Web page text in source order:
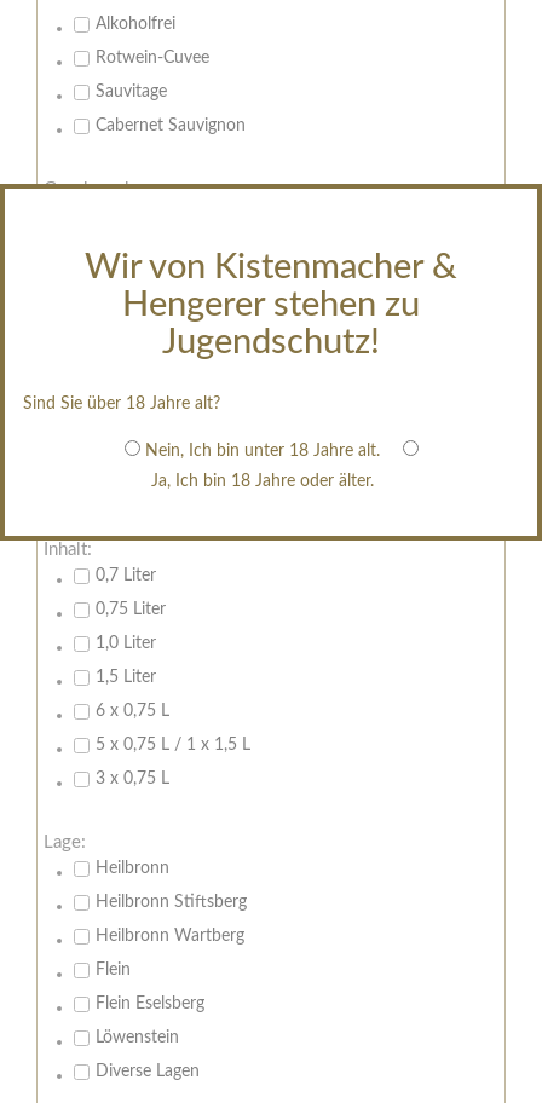
Wir von Kistenmacher &
Hengerer stehen zu
Jugendschutz!
Sind Sie über 18 Jahre alt?
Nein, Ich bin unter 18 Jahre alt.
Ja, Ich bin 18 Jahre oder älter.
Alkoholfrei
Rotwein-Cuvee
Sauvitage
Cabernet Sauvignon
Geschmack:
feinherb
halbtrocken
restsüß
im Holzfass gereift
erfrischend, nicht zu süß
Inhalt:
0,7 Liter
0,75 Liter
1,0 Liter
1,5 Liter
6 x 0,75 L
5 x 0,75 L / 1 x 1,5 L
3 x 0,75 L
Lage:
Heilbronn
Heilbronn Stiftsberg
Heilbronn Wartberg
Flein
Flein Eselsberg
Löwenstein
Diverse Lagen